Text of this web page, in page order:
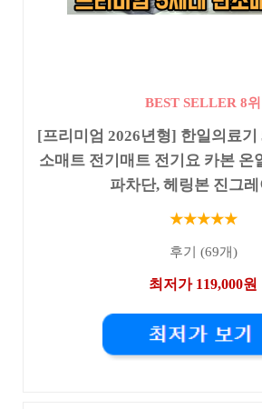
BEST SELLER 8위
[프리미엄 2026년형] 한일의료기
소매트 전기매트 전기요 카본 온
파차단, 헤링본 진그레
★★★★★
후기 (69개)
최저가 119,000원